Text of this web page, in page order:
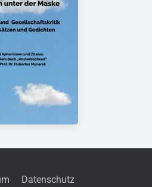
Datenschutz